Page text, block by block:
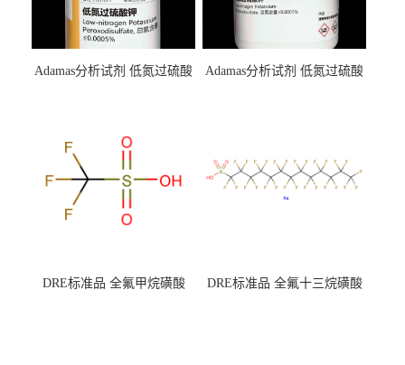
Adamas分析试剂 低氮过硫酸
（泰坦现货供应）
Adamas分析试剂 低氮过硫酸
DRE标准品 全氟甲烷磺酸
DRE标准品 全氟十三烷磺酸